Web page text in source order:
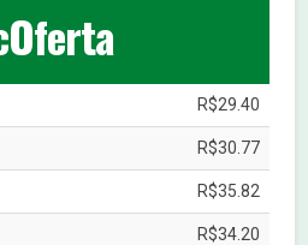
R$29.40
R$30.77
R$35.82
R$34.20